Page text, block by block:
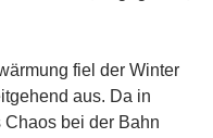
fiel der Winter
aus. Da in
bei der Bahn